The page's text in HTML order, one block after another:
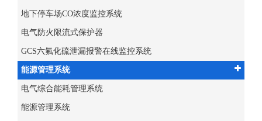
地下停车场CO浓度监控系统
电气防火限流式保护器
GCS六氟化硫泄漏报警在线监控系统
能源管理系统
电气综合能耗管理系统
能源管理系统